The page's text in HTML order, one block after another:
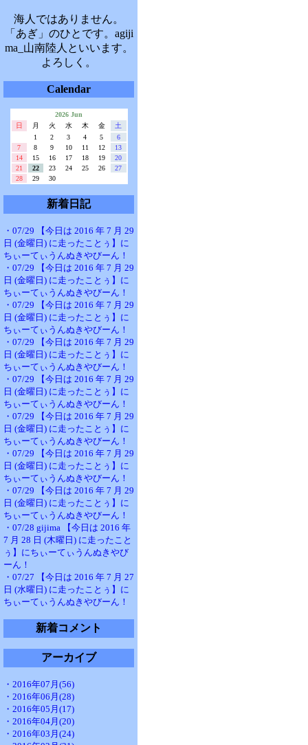
海人ではありません。
「あぎ」のひとです。agiji
ma_山南陸人といいます。
よろしく。
Calendar
2026 Jun
日
月 火 水 木 金
土
1
2 3 4 5
6
7
8 9 10 11 12
13
14
15 16 17 18 19
20
21
22 23 24 25 26
27
28
29 30
新着日記
・07/29 【今日は 2016 年 7 月 29
日 (金曜日) に走ったことぅ】に
ちぃーてぃうんぬきやびーん！
・07/29 【今日は 2016 年 7 月 29
日 (金曜日) に走ったことぅ】に
ちぃーてぃうんぬきやびーん！
・07/29 【今日は 2016 年 7 月 29
日 (金曜日) に走ったことぅ】に
ちぃーてぃうんぬきやびーん！
・07/29 【今日は 2016 年 7 月 29
日 (金曜日) に走ったことぅ】に
ちぃーてぃうんぬきやびーん！
・07/29 【今日は 2016 年 7 月 29
日 (金曜日) に走ったことぅ】に
ちぃーてぃうんぬきやびーん！
・07/29 【今日は 2016 年 7 月 29
日 (金曜日) に走ったことぅ】に
ちぃーてぃうんぬきやびーん！
・07/29 【今日は 2016 年 7 月 29
日 (金曜日) に走ったことぅ】に
ちぃーてぃうんぬきやびーん！
・07/29 【今日は 2016 年 7 月 29
日 (金曜日) に走ったことぅ】に
ちぃーてぃうんぬきやびーん！
・07/28 gijima 【今日は 2016 年
7 月 28 日 (木曜日) に走ったこと
ぅ】にちぃーてぃうんぬきやび
ーん！
・07/27 【今日は 2016 年 7 月 27
日 (水曜日) に走ったことぅ】に
ちぃーてぃうんぬきやびーん！
新着コメント
アーカイブ
・2016年07月(56)
・2016年06月(28)
・2016年05月(17)
・2016年04月(20)
・2016年03月(24)